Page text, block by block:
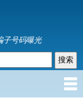
子号码曝光